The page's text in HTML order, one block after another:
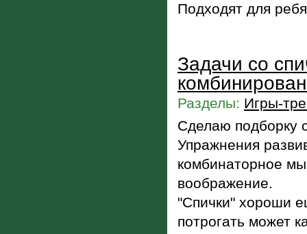
Подходят для
Задачи со
Разделы: Игры-
Сделаю подборку
Упражнения
комбинаторное
воображение.
"Спички" хороши
потрогать может